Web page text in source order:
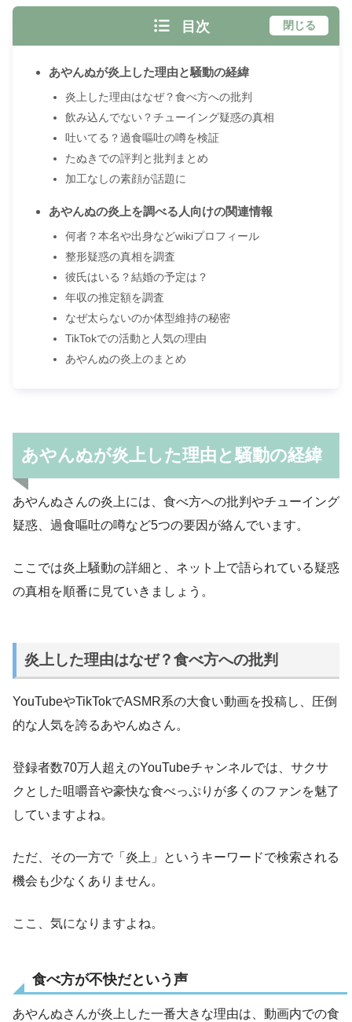
目次 閉じる
あやんぬが炎上した理由と騒動の経緯
炎上した理由はなぜ？食べ方への批判
飲み込んでない？チューイング疑惑の真相
吐いてる？過食嘔吐の噂を検証
たぬきでの評判と批判まとめ
加工なしの素顔が話題に
あやんぬの炎上を調べる人向けの関連情報
何者？本名や出身などwikiプロフィール
整形疑惑の真相を調査
彼氏はいる？結婚の予定は？
年収の推定額を調査
なぜ太らないのか体型維持の秘密
TikTokでの活動と人気の理由
あやんぬの炎上のまとめ
あやんぬが炎上した理由と騒動の経緯
あやんぬさんの炎上には、食べ方への批判やチューイング
疑惑、過食嘔吐の噂など5つの要因が絡んでいます。
ここでは炎上騒動の詳細と、ネット上で語られている疑惑
の真相を順番に見ていきましょう。
炎上した理由はなぜ？食べ方への批判
YouTubeやTikTokでASMR系の大食い動画を投稿し、圧倒
的な人気を誇るあやんぬさん。
登録者数70万人超えのYouTubeチャンネルでは、サクサ
クとした咀嚼音や豪快な食べっぷりが多くのファンを魅了
していますよね。
ただ、その一方で「炎上」というキーワードで検索される
機会も少なくありません。
ここ、気になりますよね。
食べ方が不快だという声
あやんぬさんが炎上した一番大きな理由は、動画内での食